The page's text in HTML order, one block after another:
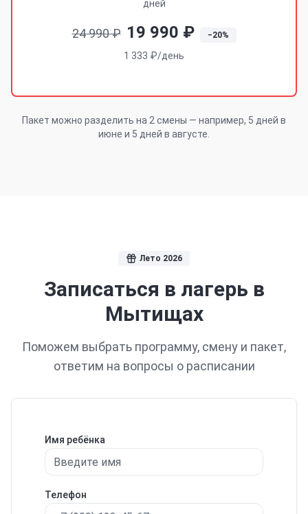
дней
24 990 ₽ 19 990 ₽ −20%
1 333 ₽/день
Пакет можно разделить на 2 смены — например, 5 дней в
июне и 5 дней в августе.
Лето 2026
Записаться в лагерь в
Мытищах
Поможем выбрать программу, смену и пакет,
ответим на вопросы о расписании
Имя ребёнка
Телефон